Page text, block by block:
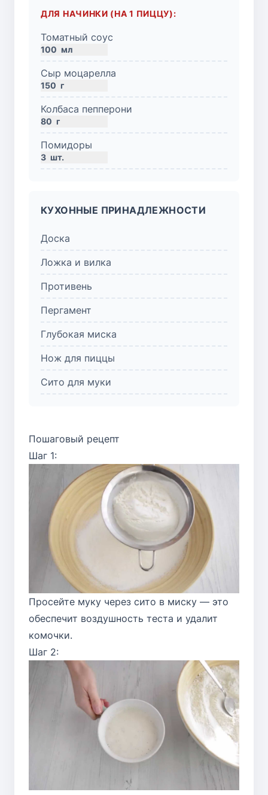
ДЛЯ НАЧИНКИ (НА 1 ПИЦЦУ):
Томатный соус
100 мл
Сыр моцарелла
150 г
Колбаса пепперони
80 г
Помидоры
3 шт.
КУХОННЫЕ ПРИНАДЛЕЖНОСТИ
Доска
Ложка и вилка
Противень
Пергамент
Глубокая миска
Нож для пиццы
Сито для муки
Пошаговый рецепт
Шаг 1:
Просейте муку через сито в миску — это
обеспечит воздушность теста и удалит
комочки.
Шаг 2: